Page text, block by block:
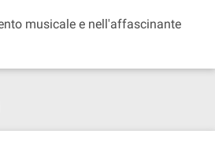
musicale e nell'affascinante